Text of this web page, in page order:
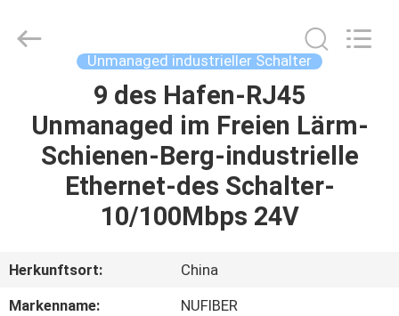
PRODUKTE
FABRIK-
Co.,Ltd.
Unmanaged industrieller Schalter
9 des Hafen-RJ45
Unmanaged im Freien Lärm-
Schienen-Berg-industrielle
Ethernet-des Schalter-
10/100Mbps 24V
Herkunftsort:
China
Markenname:
NUFIBER